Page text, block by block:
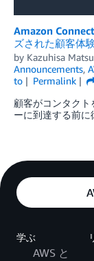
Amazon
ズされた顧客体
by Kazuhisa
Announcements,
to
Permalink
顧客がコンタク
ーに到達する前
学ぶ
AWS と